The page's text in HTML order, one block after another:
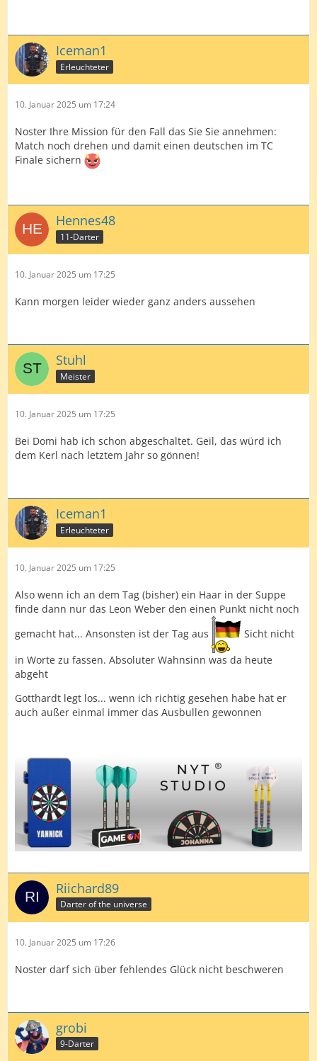
Iceman1
Erleuchteter
10. Januar 2025 um 17:24
Noster Ihre Mission für den Fall das Sie Sie annehmen:
Match noch drehen und damit einen deutschen im TC
Finale sichern
Hennes48
11-Darter
10. Januar 2025 um 17:25
Kann morgen leider wieder ganz anders aussehen
Stuhl
Meister
10. Januar 2025 um 17:25
Bei Domi hab ich schon abgeschaltet. Geil, das würd ich
dem Kerl nach letztem Jahr so gönnen!
Iceman1
Erleuchteter
10. Januar 2025 um 17:25
Also wenn ich an dem Tag (bisher) ein Haar in der Suppe
finde dann nur das Leon Weber den einen Punkt nicht noch
gemacht hat... Ansonsten ist der Tag aus
Sicht nicht
in Worte zu fassen. Absoluter Wahnsinn was da heute
abgeht
Gotthardt legt los... wenn ich richtig gesehen habe hat er
auch außer einmal immer das Ausbullen gewonnen
Riichard89
Darter of the universe
10. Januar 2025 um 17:26
Noster darf sich über fehlendes Glück nicht beschweren
grobi
9-Darter